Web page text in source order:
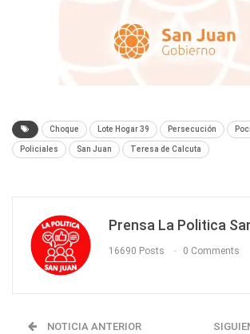
Choque Lote Hogar 39 Persecución
Policiales San Juan Teresa de Calcuta
Prensa La Politica
16690 Posts 0 Comments
NOTICIA ANTERIOR